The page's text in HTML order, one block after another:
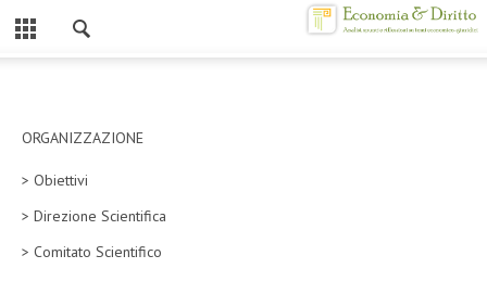
CHI SIAMO
MISSION
CONTATTI
ORGANIZZAZIONE
> Obiettivi
> Direzione Scientifica
> Comitato Scientifico